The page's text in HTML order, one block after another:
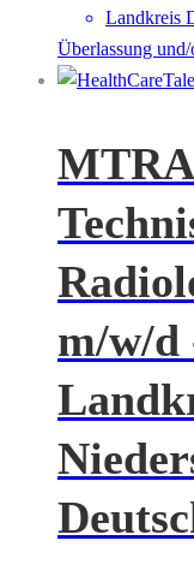
Landkreis
Überlassung
m/w/d